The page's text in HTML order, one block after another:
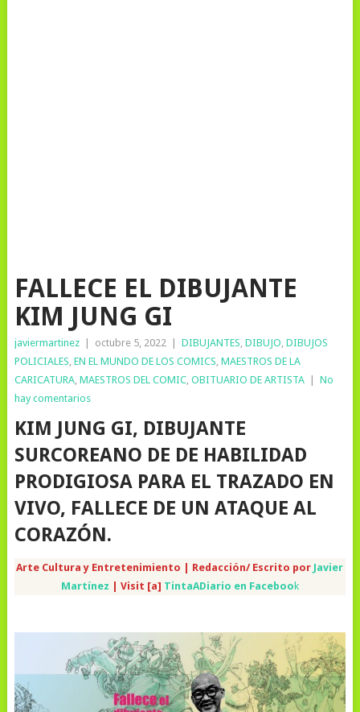
FALLECE EL DIBUJANTE
KIM JUNG GI
javiermartinez octubre 5, 2022 DIBUJANTES, DIBUJO, DIBUJOS
POLICIALES, EN EL MUNDO DE LOS COMICS, MAESTROS DE LA
CARICATURA, MAESTROS DEL COMIC, OBITUARIO DE ARTISTA
No
hay comentarios
KIM JUNG GI, DIBUJANTE
SURCOREANO DE DE HABILIDAD
PRODIGIOSA PARA EL TRAZADO EN
VIVO, FALLECE DE UN ATAQUE AL
CORAZÓN.
Arte Cultura y Entretenimiento | Redacción/ Escrito por Javier
Martínez | Visit [a] TintaADiario en Faceboo k